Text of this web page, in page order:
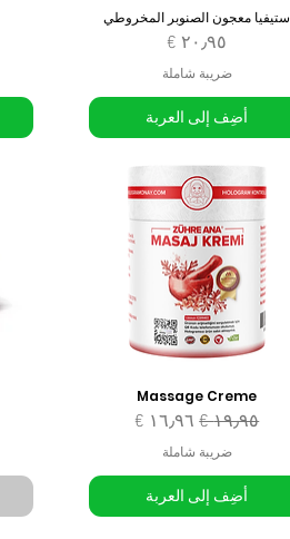
ستيفيا معجون الصنوبر المخروطي
السعر
ضريبة شاملة
أضِف إلى العربة
Massage Creme
سعر عادي‏١٩٫٩٥ € سعر البيع
ضريبة شاملة
أضِف إلى العربة